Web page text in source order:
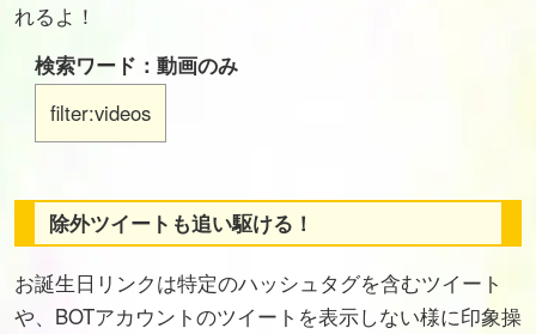
れるよ！
検索ワード：動画のみ
filter:videos
除外ツイートも追い駆ける！
お誕生日リンクは特定のハッシュタグを含むツイート
や、BOTアカウントのツイートを表示しない様に印象操